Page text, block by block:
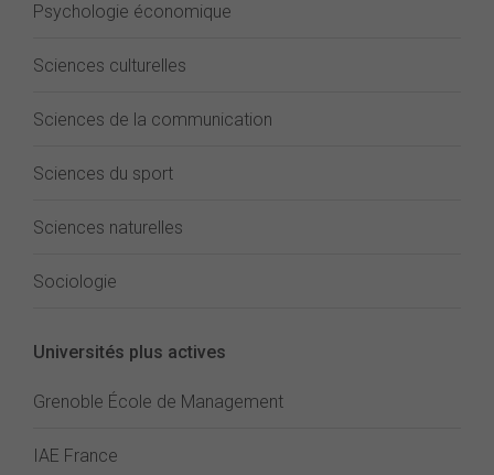
Psychologie économique
Sciences culturelles
Sciences de la communication
Sciences du sport
Sciences naturelles
Sociologie
Universités plus actives
Grenoble École de Management
IAE France